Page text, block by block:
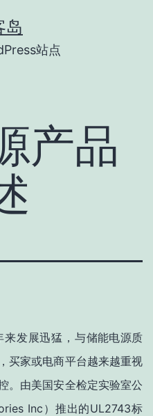
岛
站点
产品
来发展迅猛，与储能电源质
买家或电商平台越来越重视
。由美国安全检定实验室公
Inc ）推出的UL2743标